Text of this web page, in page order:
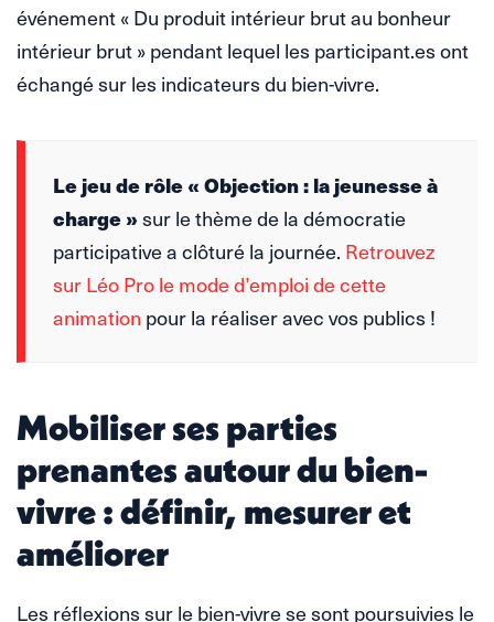
événement « Du produit intérieur brut au bonheur
intérieur brut » pendant lequel les participant.es ont
échangé sur les indicateurs du bien-vivre.
Le jeu de rôle « Objection : la jeunesse à
charge »sur le thème de la démocratie
participative a clôturé la journée. Retrouvez
sur Léo Pro le mode d’emploi de cette
animation pour la réaliser avec vos publics !
Mobiliser ses parties
prenantes autour du bien-
vivre : définir, mesurer et
améliorer
Les réflexions sur le bien-vivre se sont poursuivies le